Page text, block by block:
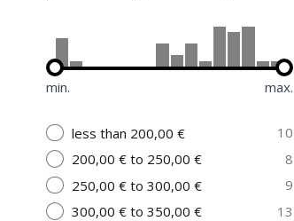
min. max.
less than 200,00 €
10
200,00 € to 250,00 €
8
250,00 € to 300,00 €
9
300,00 € to 350,00 €
13